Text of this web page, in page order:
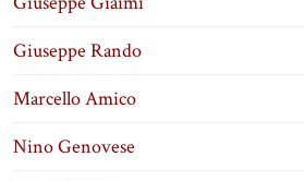
Giuseppe Rando
Marcello Amico
Nino Genovese